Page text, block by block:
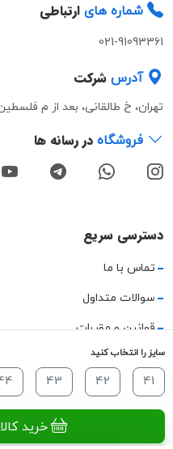
سایز را انتخاب کنید
41
42
43
خرید کالا
شماره های ارتباطی
021-91093361
آدرس شرکت
تهران، خ طالقانی، بعد از م فلسطین،
فروشگاه در رسانه ها
دسترسی سریع
تماس با ما
سوالات متداول
قوانین و مقررات
حریم خصوصی
راهنمای استفاده